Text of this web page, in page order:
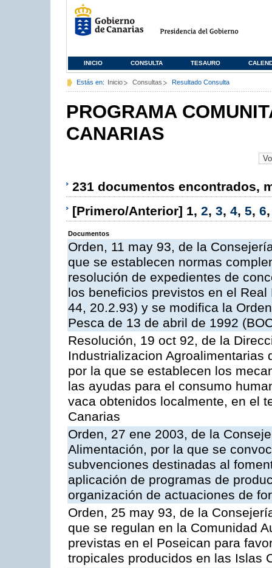
INICIO CONSULTA TESAURO
Estás en: Inicio Consultas Resultado Consulta
PROGRAMA
CANARIAS
231 documentos encontrados,
[Primero/Anterior] 1, 2, 3, 4, 5, 6
Documentos
Orden, 11 may 93, de la
que se establecen normas
resolución de expedientes de
los beneficios previstos en el
44, 20.2.93) y se modifica la
Pesca de 13 de abril de 1992
Resolución, 19 oct 92, de la
Industrializacion Agroalimentarias
por la que se establecen los
las ayudas para el consumo
vaca obtenidos localmente, en el
Canarias
Orden, 27 ene 2003, de la
Alimentación, por la que se
subvenciones destinadas al
aplicación de programas de
organización de actuaciones de
Orden, 25 may 93, de la
que se regulan en la Comunidad
previstas en el Poseican para
tropicales producidos en las Islas